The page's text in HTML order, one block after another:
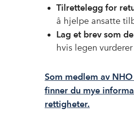
Tilrettelegg for
å hjelpe ansatte
Lag et brev som
hvis legen
Som medlem av
finner du mye
rettigheter.